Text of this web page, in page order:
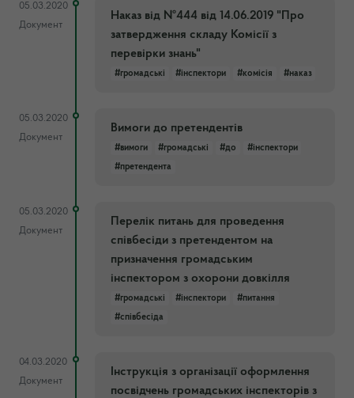
05.03.2020
Документ
Наказ від №444 від 14.06.2019 "Про
затвердження складу Комісії з
перевірки знань"
#громадські #інспектори #комісія #наказ
05.03.2020
Документ
Вимоги до претендентів
#вимоги #громадські #до
#інспектори
#претендента
05.03.2020
Документ
Перелік питань для проведення
співбесіди з претендентом на
призначення громадським
інспектором з охорони довкілля
#громадські #інспектори
#питання
#співбесіда
04.03.2020
Документ
Інструкція з організації оформлення
посвідчень громадських інспекторів з